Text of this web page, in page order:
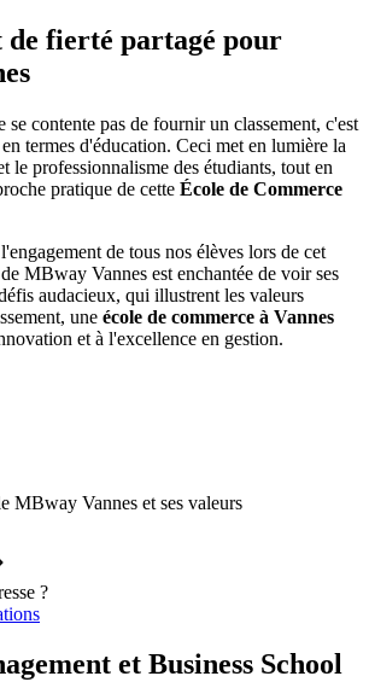
de fierté partagé pour
se contente pas de fournir un classement, c'est
termes d'éducation. Ceci met en lumière la
le professionnalisme des étudiants, tout en
pratique de cette École de Commerce
de tous nos élèves lors de cet
MBway Vannes est enchantée de voir ses
audacieux, qui illustrent les valeurs
une école de commerce à Vannes
et à l'excellence en gestion.
MBway Vannes et ses valeurs
?
et Business School